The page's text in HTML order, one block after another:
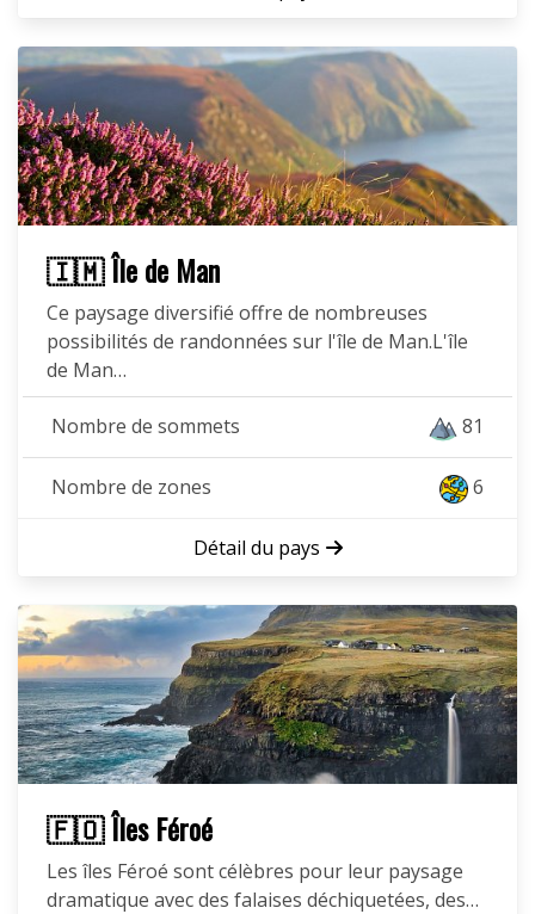
🇮🇲 Île de Man
Ce paysage diversifié offre de nombreuses
possibilités de randonnées sur l'île de Man.L'île
de Man…
Nombre de sommets 81
Nombre de zones 6
Détail du pays
🇫🇴 Îles Féroé
Les îles Féroé sont célèbres pour leur paysage
dramatique avec des falaises déchiquetées, des…